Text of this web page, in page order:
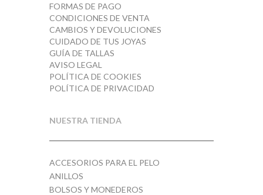
FORMAS DE PAGO
CONDICIONES DE VENTA
CAMBIOS Y DEVOLUCIONES
CUIDADO DE TUS JOYAS
GUÍA DE TALLAS
AVISO LEGAL
POLÍTICA DE COOKIES
POLÍTICA DE PRIVACIDAD
NUESTRA TIENDA
ACCESORIOS PARA EL PELO
ANILLOS
BOLSOS Y MONEDEROS